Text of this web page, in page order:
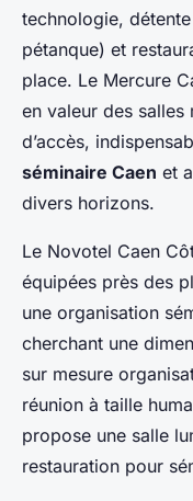
technologie,
pétanque) et
place. Le Mercure
en valeur des
d’accès,
séminaire Caen et
divers horizons.
Le Novotel Caen
équipées près des
une organisation
cherchant une
sur mesure
réunion à taille
propose une salle
restauration pour